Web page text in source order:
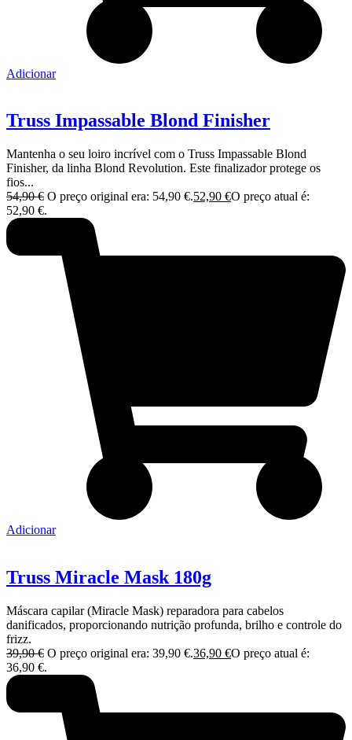
Adicionar
Truss Impassable Blond Finisher
Mantenha o seu loiro incrível com o Truss Impassable Blond
Finisher, da linha Blond Revolution. Este finalizador protege os
fios...
54,90€ O preço original era: 54,90 €.52,90 €O preço atual é:
52,90 €.
Adicionar
Truss Miracle Mask 180g
Máscara capilar (Miracle Mask) reparadora para cabelos
danificados, proporcionando nutrição profunda, brilho e controle do
frizz.
39,90€ O preço original era: 39,90 €.36,90 €O preço atual é:
36,90 €.